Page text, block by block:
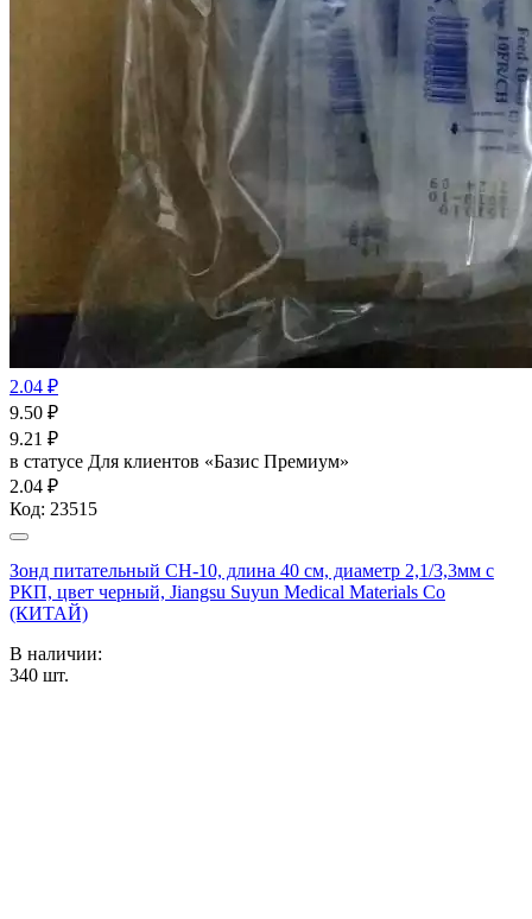
2.04 ₽
9.50 ₽
9.21 ₽
в статусе Для клиентов «Базис Премиум»
2.04 ₽
Код: 23515
Зонд питательный CH-10, длина 40 см, диаметр 2,1/3,3мм с
РКП, цвет черный, Jiangsu Suyun Medical Materials Co
(КИТАЙ)
В наличии:
340 шт.